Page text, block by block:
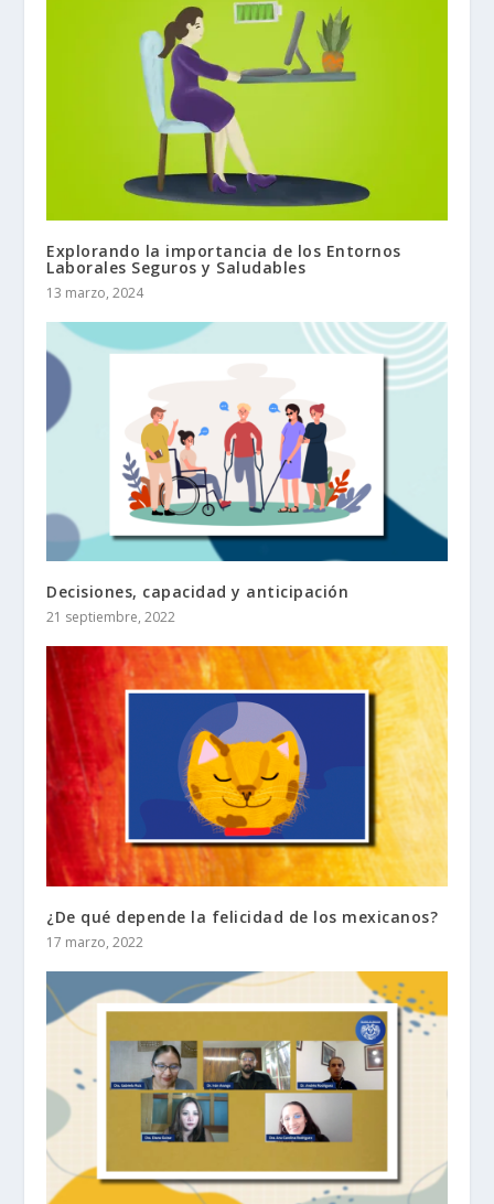
Explorando la importancia de los Entornos
Laborales Seguros y Saludables
13 marzo, 2024
Decisiones, capacidad y anticipación
21 septiembre, 2022
¿De qué depende la felicidad de los mexicanos?
17 marzo, 2022